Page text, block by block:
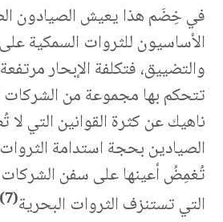
في خِضَم هذا يعيش الصيادون
الأساسيون للثروات السمكية
والتضييق، فتكلفة الإبحار
تتحكم بها مجموعة من الشركات
ناهيك عن كثرة القوانين التي
الصيادين بحجة استدامة
تُغمِضُ أعينها على سفن الشركات
التي تستنزف الثروات البحرية(7)